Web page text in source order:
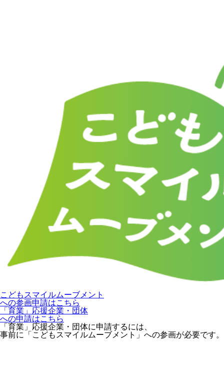
こどもスマイルムーブメント
への参画申請はこちら
「育業」応援企業・団体
への申請はこちら
「育業」応援企業・団体に申請するには、
事前に「こどもスマイルムーブメント」への参画が必要です。